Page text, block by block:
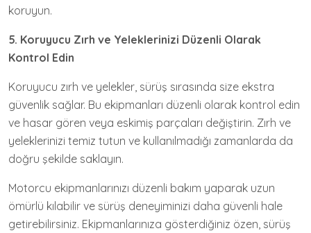
koruyun.
5. Koruyucu Zırh ve Yeleklerinizi Düzenli Olarak
Kontrol Edin
Koruyucu zırh ve yelekler, sürüş sırasında size ekstra
güvenlik sağlar. Bu ekipmanları düzenli olarak kontrol edin
ve hasar gören veya eskimiş parçaları değiştirin. Zırh ve
yeleklerinizi temiz tutun ve kullanılmadığı zamanlarda da
doğru şekilde saklayın.
Motorcu ekipmanlarınızı düzenli bakım yaparak uzun
ömürlü kılabilir ve sürüş deneyiminizi daha güvenli hale
getirebilirsiniz. Ekipmanlarınıza gösterdiğiniz özen, sürüş